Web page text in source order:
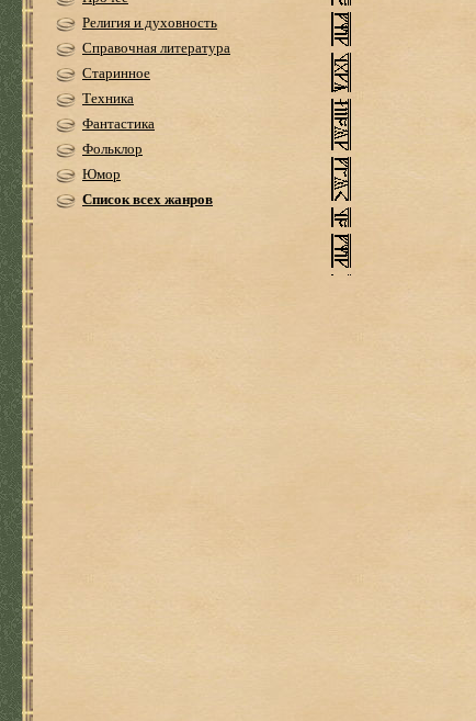
Религия и духовность
Справочная литература
Старинное
Техника
Фантастика
Фольклор
Юмор
Список всех жанров